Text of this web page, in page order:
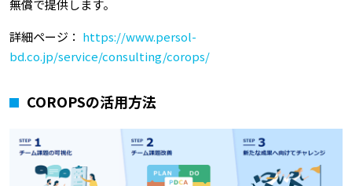
無償で提供します。
詳細ページ： https://www.persol-
bd.co.jp/service/consulting/corops/
COROPSの活用方法